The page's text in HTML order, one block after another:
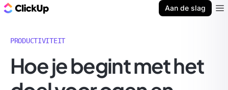
Aan de slag
PRODUCTIVITEIT
Hoe je begint met het